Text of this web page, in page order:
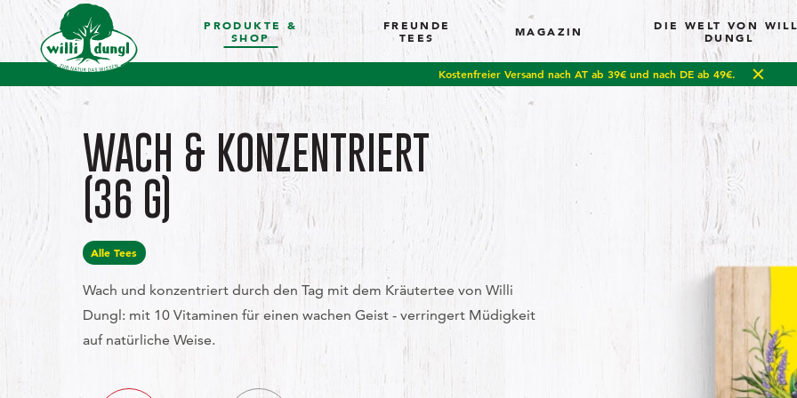
PRODUKTE &
SHOP
FREUNDE
TEES
MAGAZIN
DIE WELT VON
DUNGL
Kostenfreier Versand nach AT ab 39€ und nach DE ab 49€.
WACH & KONZENTRIERT
(36 G)
Alle Tees
Wach und konzentriert durch den Tag mit dem Kräutertee von Willi
Dungl: mit 10 Vitaminen für einen wachen Geist - verringert Müdigkeit
auf natürliche Weise.